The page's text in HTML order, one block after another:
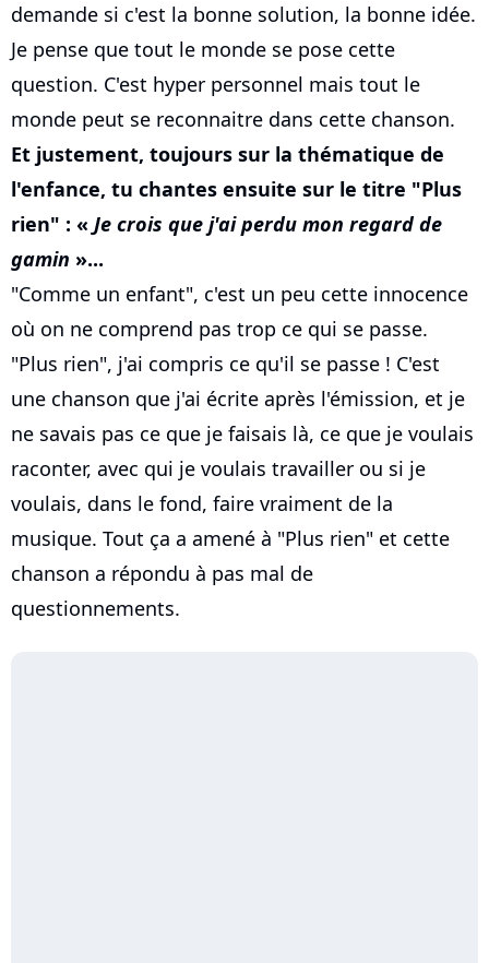
demande si c'est la bonne solution, la bonne idée.
Je pense que tout le monde se pose cette
question. C'est hyper personnel mais tout le
monde peut se reconnaitre dans cette chanson.
Et justement, toujours sur la thématique de
l'enfance, tu chantes ensuite sur le titre "Plus
rien" : « Je crois que j'ai perdu mon regard de
gamin »...
"Comme un enfant", c'est un peu cette innocence
où on ne comprend pas trop ce qui se passe.
"Plus rien", j'ai compris ce qu'il se passe ! C'est
une chanson que j'ai écrite après l'émission, et je
ne savais pas ce que je faisais là, ce que je voulais
raconter, avec qui je voulais travailler ou si je
voulais, dans le fond, faire vraiment de la
musique. Tout ça a amené à "Plus rien" et cette
chanson a répondu à pas mal de
questionnements.